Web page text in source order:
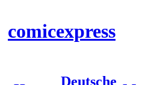
comicexpress
Deutsche